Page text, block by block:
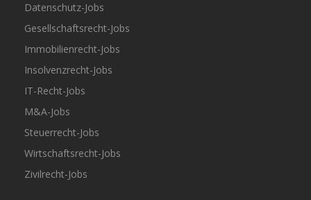
Datenschutz-Jobs
Gesellschaftsrecht-Jobs
Immobilienrecht-Jobs
Insolvenzrecht-Jobs
IT-Recht-Jobs
M&A-Jobs
Steuerrecht-Jobs
Wirtschaftsrecht-Jobs
Zivilrecht-Jobs